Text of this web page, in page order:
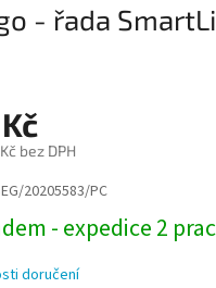
- řada
bez DPH
20205583/PC
- expedice 2
doručení